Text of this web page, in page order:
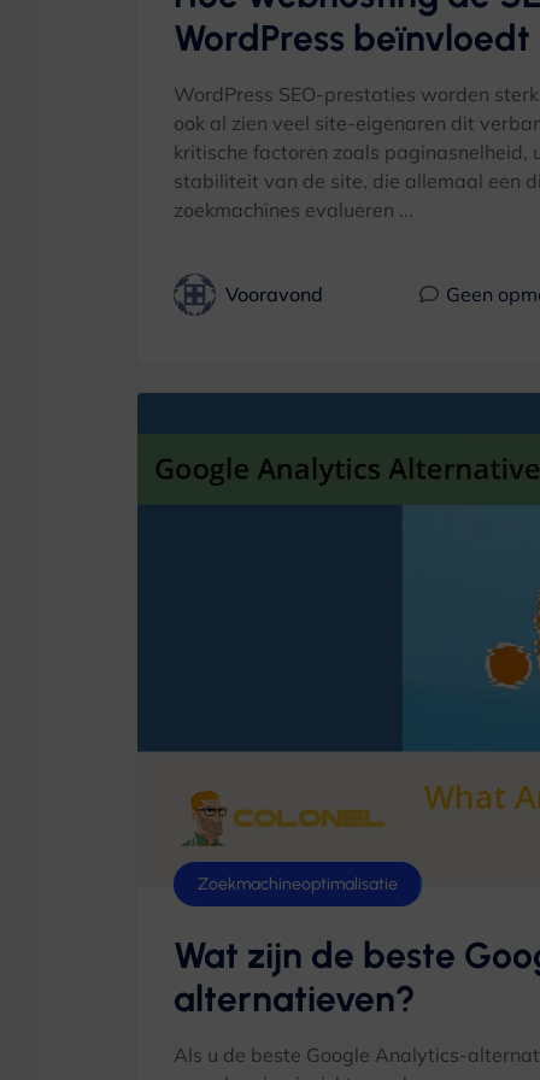
WordPress beïnvloedt
WordPress SEO-prestaties worden
ook al zien veel site-eigenaren dit
kritische factoren zoals paginasnelheid,
stabiliteit van de site, die allemaal een
zoekmachines evalueren ...
Vooravond Geen
Zoekmachineoptimalisatie
Wat zijn de beste
alternatieven?
Als u de beste Google Analytics-